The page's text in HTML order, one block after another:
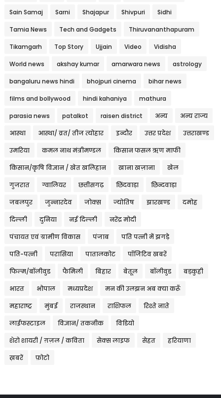
Sain Samaj Sarni Shajapur Shivpuri Sidhi
Tamia News Tech and Gadgets Thiruvananthapuram
Tikamgarh Top Story Ujjain Video Vidisha
World news akshay kumar amarwara news astrology
bangaluru news hindi bhojpuri cinema bihar news
films and bollywood hindi kahaniya mathura
parasia news patalkot raisen district अन्य अन्य राज्य
आस्था आस्था/ व्रत/ तीज त्‍योहार इन्दौर उत्तर प्रदेश उत्तराखण्ड
उमरिया कमल नाथ मंत्रीमण्डल किसान फसल ऋण माफी
किसान/कृषि विज्ञान / खेत खलिहान खाना खज़ाना खेल
गुजरात ग्वालियर छत्तीसगढ़ छिंदवाड़ा छिन्दवाड़ा
जबलपुर जुन्नारदेव जोक्स ज्योतिष झारखण्ड दमोह
दिल्ली दुनिया नई दिल्ली नरेंद्र मोदी
पंचायत एवं ग्रामीण विकास पंजाब पति पत्नी में झगड़े
पति-पत्नी परासिया पातालकोट पॉजिटिव खबरें
फिल्म/बॉलीवुड फैमिली बिहार बेतूल बॉलीवुड बड़कुही
भारत भोपाल मध्यप्रदेश मन की उलझन अब क्या करूँ
महाराष्ट्र मुंबई राजस्थान राशिफल रिश्ते नाते
लाईफस्टाइल विज्ञान/ तकनीक विडियो
शेरो शायरी / ग़ज़ल / कविता सेक्स लाइफ सेहत हरियाणा
ख़बरें फ़ोटो